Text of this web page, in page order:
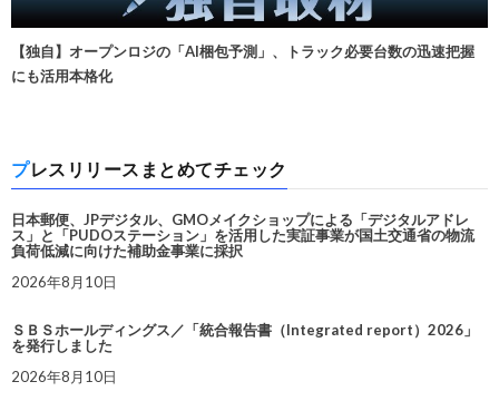
【独自】オープンロジの「AI梱包予測」、トラック必要台数の迅速把握
にも活用本格化
プレスリリースまとめてチェック
日本郵便、JPデジタル、GMOメイクショップによる「デジタルアドレ
ス」と「PUDOステーション」を活用した実証事業が国土交通省の物流
負荷低減に向けた補助金事業に採択
2026年8月10日
ＳＢＳホールディングス／「統合報告書（Integrated report）2026」
を発行しました
2026年8月10日